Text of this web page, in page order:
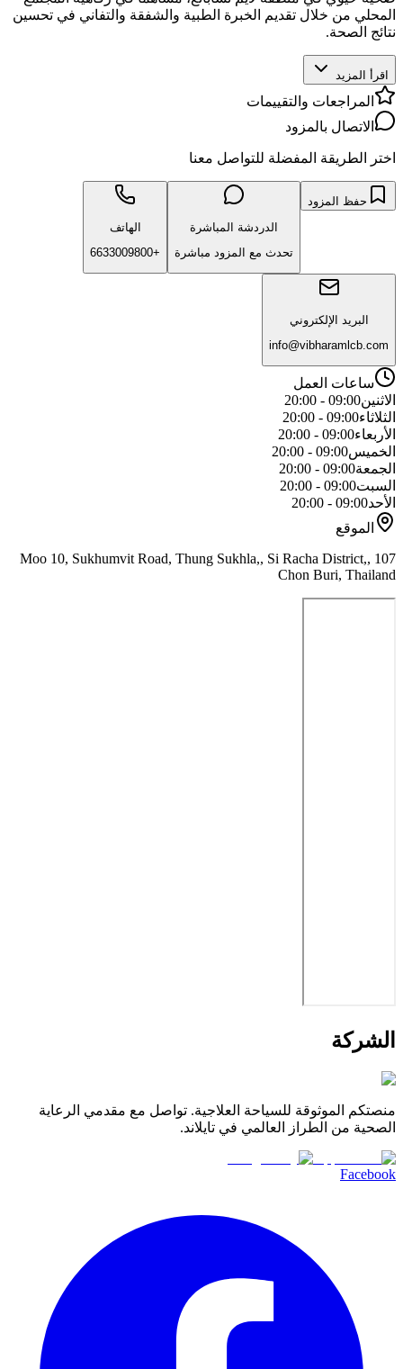
المحلي من خلال تقديم الخبرة الطبية والشفقة والتفاني في تحسين
نتائج الصحة.
اقرأ المزيد
المراجعات والتقييمات
الاتصال بالمزود
اختر الطريقة المفضلة للتواصل معنا
حفظ المزود
الدردشة المباشرة
تحدث مع المزود مباشرة
الهاتف
+6633009800
البريد الإلكتروني
info@vibharamlcb.com
ساعات العمل
الاثنين09:00 - 20:00
الثلاثاء09:00 - 20:00
الأربعاء09:00 - 20:00
الخميس09:00 - 20:00
الجمعة09:00 - 20:00
السبت09:00 - 20:00
الأحد09:00 - 20:00
الموقع
107 Moo 10, Sukhumvit Road, Thung Sukhla,, Si Racha District,,
Chon Buri, Thailand
الشركة
منصتكم الموثوقة للسياحة العلاجية. تواصل مع مقدمي الرعاية
الصحية من الطراز العالمي في تايلاند.
Facebook